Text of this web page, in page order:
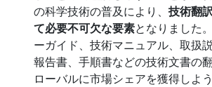
の科学技術の普及により、 技術翻
て必要不可欠な要素となりました
ーガイド、技術マニュアル、取扱
報告書、手順書などの技術文書の
ローバルに市場シェアを獲得しよ